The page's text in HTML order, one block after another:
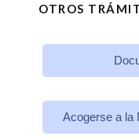
OTROS
Acogerse a la